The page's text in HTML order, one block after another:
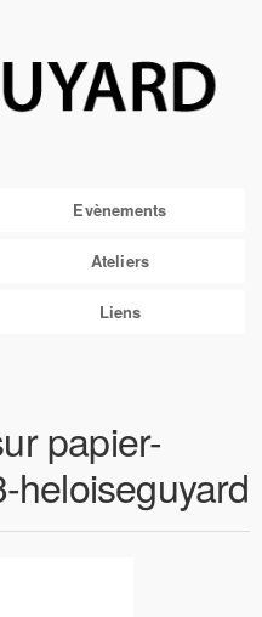
Evènements
Ateliers
Liens
papier-
heloiseguyard